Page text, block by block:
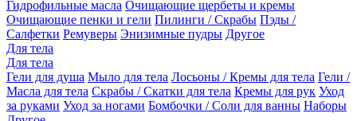
Гидрофильные масла Очищающие щербеты и кремы
Очищающие пенки и гели Пилинги / Скрабы Пэды /
Салфетки Ремуверы Энизимные пудры Другое
Для тела
Для тела
Гели для душа Мыло для тела Лосьоны / Кремы для тела Гели /
Масла для тела Скрабы / Скатки для тела Кремы для рук Уход
за руками Уход за ногами Бомбочки / Соли для ванны Наборы